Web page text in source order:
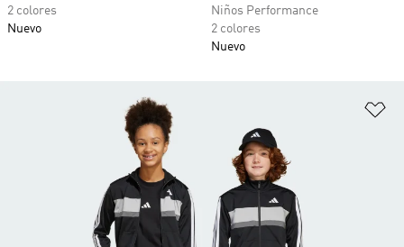
2 colores
Nuevo
Niños Performance
2 colores
Nuevo